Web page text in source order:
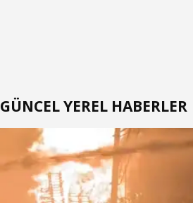
GÜNCEL YEREL HABERLER